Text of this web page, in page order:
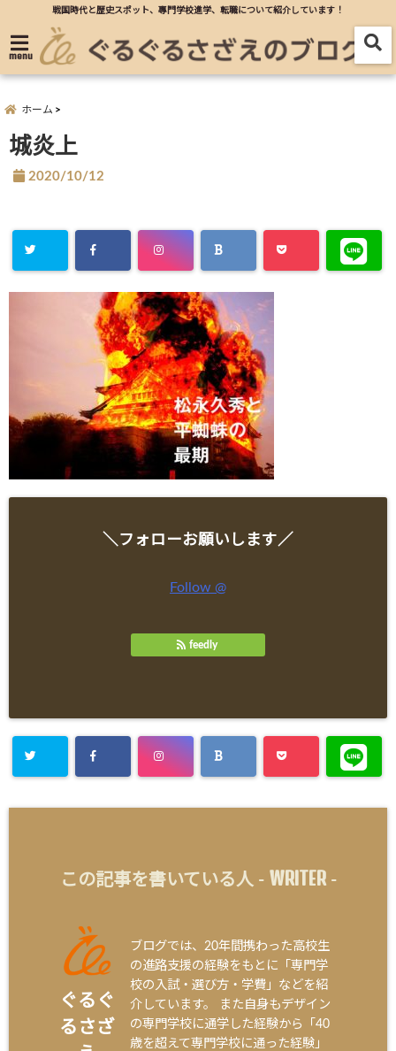
戦国時代と歴史スポット、專門学校進学、転職について紹介しています！
menu
ホーム
城炎上
2020/10/12
＼フォローお願いします／
Follow @
feedly
この記事を書いている人 - WRITER-
ぐるぐ
るさざ
ブログでは、20年間携わった高校生
の進路支援の経験をもとに「専門学
校の入試・選び方・学費」などを紹
介しています。 また自身もデザイン
の専門学校に通学した経験から「40
歳を超えて専門学校に通った経験」